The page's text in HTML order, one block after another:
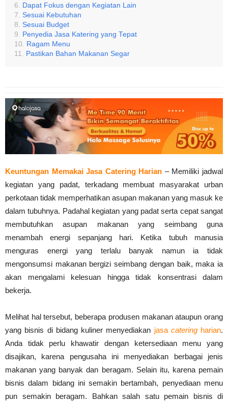
Dapat Fokus dengan Kegiatan Lain
Sesuai Kebutuhan
Sesuai Budget
Penyedia Jasa Katering yang Tepat
Ragam Menu
Pastikan Bahan Makanan Segar
Keuntungan Memakai Jasa Catering Harian – Memiliki jadwal
kegiatan yang padat, terkadang membuat masyarakat urban
perkotaan tidak memperhatikan asupan makanan yang masuk ke
dalam tubuhnya. Padahal kegiatan yang padat serta cepat sangat
membutuhkan asupan makanan yang seimbang guna
menambah energi sepanjang hari. Ketika tubuh manusia
menguras energi yang terlalu banyak namun ia tidak
mengonsumsi makanan bergizi seimbang dengan baik, maka ia
akan mengalami kelesuan hingga tidak konsentrasi dalam
bekerja.
Melihat hal tersebut, beberapa produsen makanan ataupun orang
yang bisnis di bidang kuliner menyediakan jasa cateringharian.
Anda tidak perlu khawatir dengan ketersediaan menu yang
disajikan, karena pengusaha ini menyediakan berbagai jenis
makanan yang banyak dan beragam. Selain itu, karena pemain
bisnis dalam bidang ini semakin bertambah, penyediaan menu
pun semakin beragam. Bahkan salah satu pemain bisnis di